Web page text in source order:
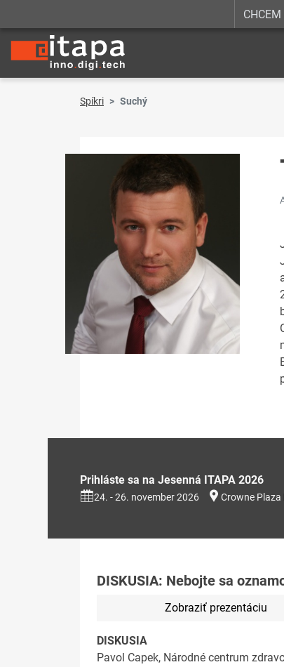
Spíkri Suchý
Prihláste sa na Jesenná ITAPA 2026
24. - 26. november 2026 Crowne
DISKUSIA: Nebojte sa
Zobraziť prezentáciu
DISKUSIA
Pavol Capek, Národné centrum